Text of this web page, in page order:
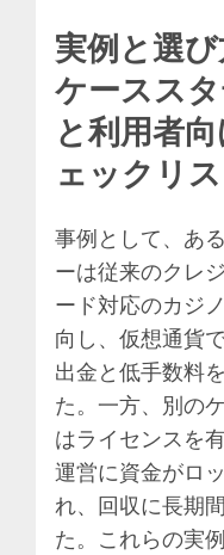
実例と選び
ケースス
と利用者
ェックリ
事例として、あ
ーは従来のクレ
ード対応のカジ
向し、仮想通貨
出金と低手数料
た。一方、別の
はライセンスを
運営に資金がロ
れ、回収に長期
た。これらの実